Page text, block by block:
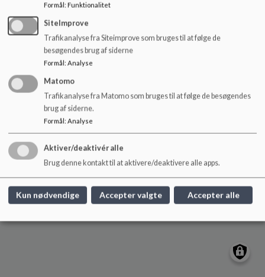
Soldalen 8, 7480 Vildbjerg
kildebakkeskolen@herning.dk
+45 9628 7690
EAN NR. 5798005550839
Tilgængelighedserklæring
Sitemap
Cookie politik
Formål: Funktionalitet
SiteImprove
Trafikanalyse fra Siteimprove som bruges til at følge de
besøgendes brug af siderne
Formål: Analyse
Matomo
Trafikanalyse fra Matomo som bruges til at følge de besøgendes
brug af siderne.
Formål: Analyse
Aktiver/deaktivér alle
Brug denne kontakt til at aktivere/deaktivere alle apps.
Kun nødvendige Accepter valgte Accepter alle